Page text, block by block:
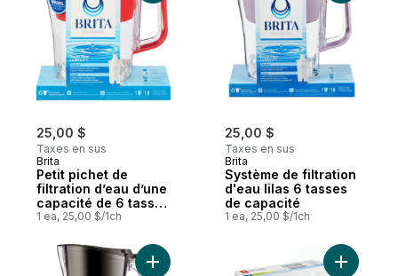
25,00 $
Taxes en sus
Brita
Petit pichet de
filtration d’eau d’une
capacité de 6 tasses
avec 1 filtre
modèle Denali rouge
1 ea, 25,00 $/1ch
25,00 $
Taxes en sus
Brita
Système de filtration
d'eau lilas 6 tasses
de capacité
1 ea, 25,00 $/1ch
Ajouter Système de filtration d’eau en
Ajouter